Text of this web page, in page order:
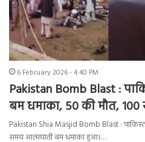
6 February 2026 - 4:40 PM
Pakistan Bomb Blast :
बम धमाका, 50 की मौत,
Pakistan Shia Masjid Bomb Blast :
समय आत्मघाती बम धमाका हुआ।…